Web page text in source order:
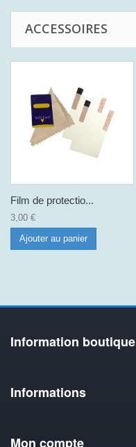
ACCESSOIRES
Film de protectio...
3,00 €
Ajouter au panier
Information boutique
Informations
Mon compte